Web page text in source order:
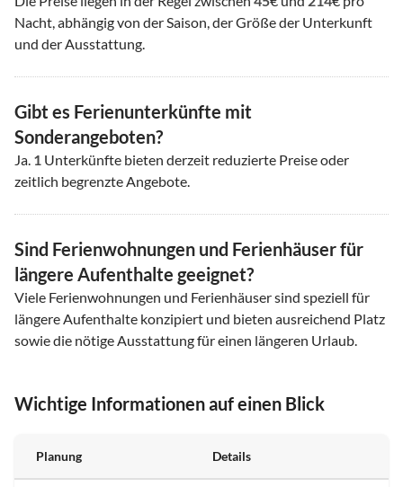
Nacht, abhängig von der Saison, der Größe der Unterkunft
und der Ausstattung.
Gibt es Ferienunterkünfte mit
Sonderangeboten?
Ja. 1 Unterkünfte bieten derzeit reduzierte Preise oder
zeitlich begrenzte Angebote.
Sind Ferienwohnungen und Ferienhäuser für
längere Aufenthalte geeignet?
Viele Ferienwohnungen und Ferienhäuser sind speziell für
längere Aufenthalte konzipiert und bieten ausreichend Platz
sowie die nötige Ausstattung für einen längeren Urlaub.
Wichtige Informationen auf einen Blick
Planung Details